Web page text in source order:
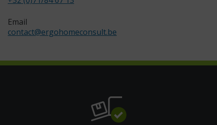
Email
contact@ergohomeconsult.be